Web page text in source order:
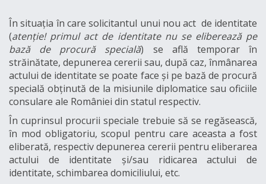
În situația în care solicitantul unui nou act de identitate
(atenție! primul act de identitate nu se eliberează pe
bază de procură specială) se află temporar în
străinătate, depunerea cererii sau, după caz, înmânarea
actului de identitate se poate face și pe bază de procură
specială obținută de la misiunile diplomatice sau oficiile
consulare ale României din statul respectiv.
În cuprinsul procurii speciale trebuie să se regăsească,
în mod obligatoriu, scopul pentru care aceasta a fost
eliberată, respectiv depunerea cererii pentru eliberarea
actului de identitate și/sau ridicarea actului de
identitate, schimbarea domiciliului, etc.